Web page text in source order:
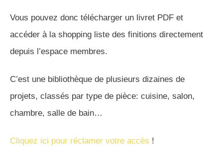
Vous pouvez donc télécharger un livret PDF et
accéder à la shopping liste des finitions directement
depuis l’espace membres.
C’est une bibliothèque de plusieurs dizaines de
projets, classés par type de pièce: cuisine, salon,
chambre, salle de bain…
Cliquez ici pour réclamer votre accès !